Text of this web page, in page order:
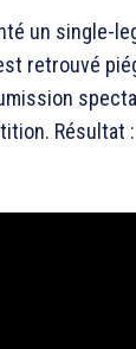
un single-
retrouvé
Résultat